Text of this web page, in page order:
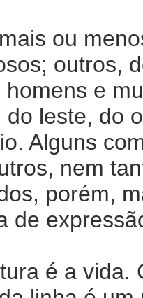
ou
outros,
e
leste, do
Alguns
nem
porém,
de
é a vida.